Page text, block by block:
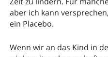
aber ich kann
ein Placebo.
Wenn wir an das Kind in